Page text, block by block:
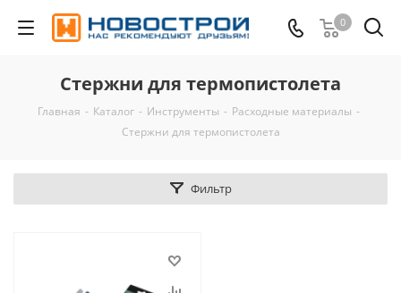
0
Стержни для термопистолета
Главная - Каталог - Инструменты - Расходные материалы -
Стержни для термопистолета
Фильтр